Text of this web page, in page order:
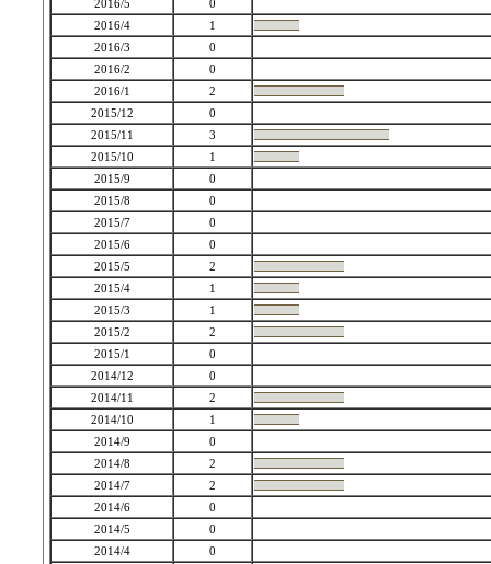
2016/5
0
2016/4
1
2016/3
0
2016/2
0
2016/1
2
2015/12
0
2015/11
3
2015/10
1
2015/9
0
2015/8
0
2015/7
0
2015/6
0
2015/5
2
2015/4
1
2015/3
1
2015/2
2
2015/1
0
2014/12
0
2014/11
2
2014/10
1
2014/9
0
2014/8
2
2014/7
2
2014/6
0
2014/5
0
2014/4
0